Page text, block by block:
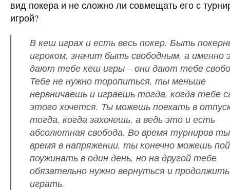
вид покера и не сложно ли совмещать его с
игрой?
В кеш играх и есть весь покер. Быть
игроком, значит быть свободным, а именно
дают тебе кеш игры – они дают тебе
Тебе не нужно торопиться, ты меньше
нервничаешь и играешь тогда, когда тебе
этого хочется. Ты можешь поехать в
тогда, когда захочешь, а ведь это и есть
абсолютная свобода. Во время турниров
время в напряжении, ты конечно можешь
поужинать в один день, но на другой тебе
обязательно нужно вернуться и продолжить
играть.